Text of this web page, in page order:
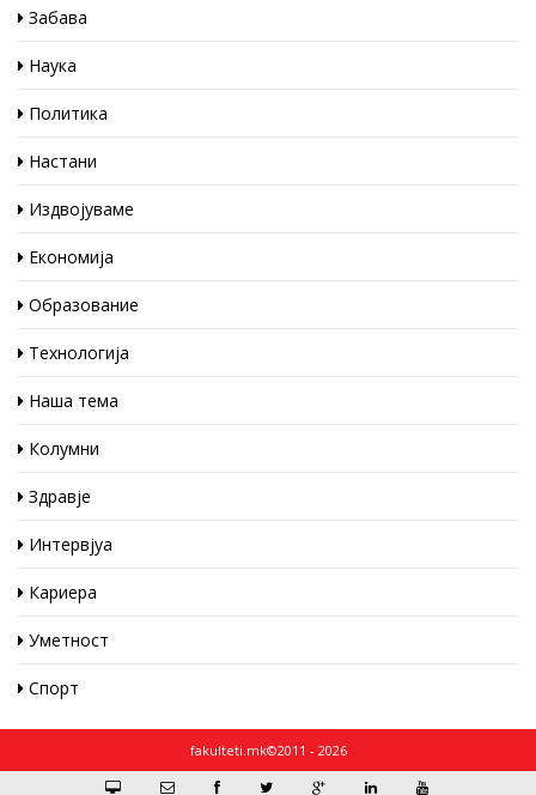
Забава
Наука
Политика
Настани
Издвојуваме
Економија
Образование
Технологија
Наша тема
Колумни
Здравје
Интервјуа
Кариера
Уметност
Спорт
fakulteti.mk©2011 - 2026